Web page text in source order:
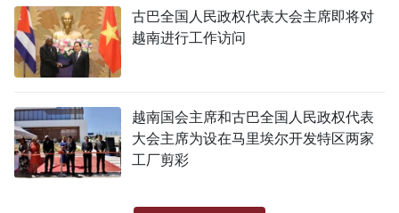
古巴全国人民政权代表大会主席即将对
越南进行工作访问
越南国会主席和古巴全国人民政权代表
大会主席为设在马里埃尔开发特区两家
工厂剪彩